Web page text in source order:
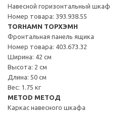
Навесной горизонтальный шкаф
Номер товара: 393.938.55
TORHAMN ТОРХЭМН
Фронтальная панель ящика
Номер товара: 403.673.32
Ширина: 42 см
Высота: 2 см
Длина: 50 см
Вес: 1.75 кг
METOD МЕТОД
Каркас навесного шкафа